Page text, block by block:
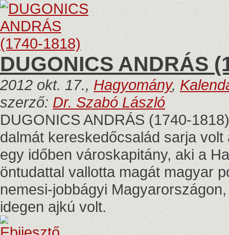
DUGONICS ANDRÁS
2012 okt. 17., Hagyomány,
szerző: Dr. Szabó László
DUGONICS ANDRÁS (1740-
dalmát kereskedőcsalád sarja
egy időben városkapitány, aki a
öntudattal vallotta magát magyar
nemesi-jobbágyi
idegen ajkú volt.